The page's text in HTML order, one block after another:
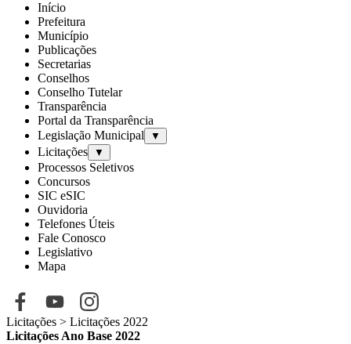
Início
Prefeitura
Município
Publicações
Secretarias
Conselhos
Conselho Tutelar
Transparência
Portal da Transparência
Legislação Municipal
▼
Licitações ▼
Processos Seletivos
Concursos
SIC eSIC
Ouvidoria
Telefones Úteis
Fale Conosco
Legislativo
Mapa
Licitações > Licitações 2022
Licitações Ano Base 2022